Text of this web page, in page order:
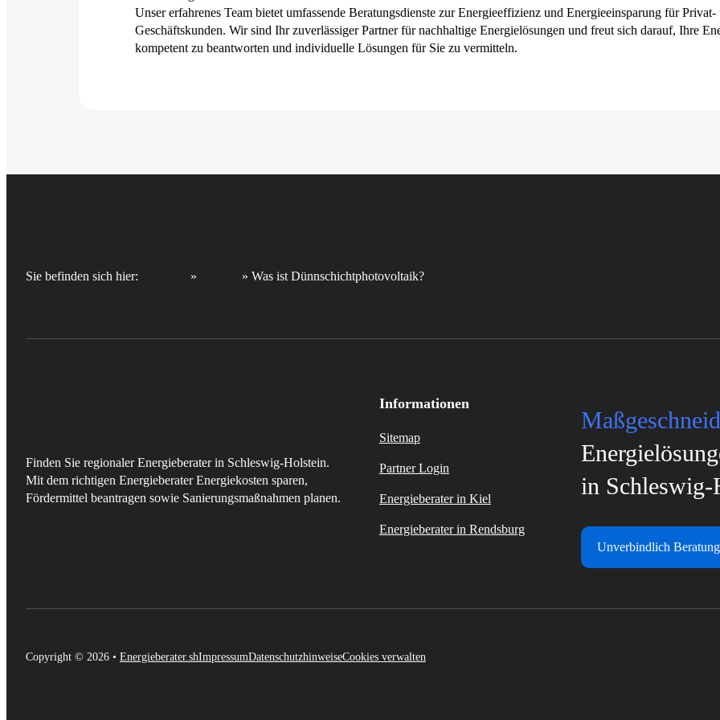
Unser erfahrenes Team bietet umfassende Beratungsdienste zur Energieeffizienz und Energieeinsparung für Privat-
Geschäftskunden. Wir sind Ihr zuverlässiger Partner für nachhaltige Energielösungen und freut sich darauf, Ihre
kompetent zu beantworten und individuelle Lösungen für Sie zu vermitteln.
Sie befinden sich hier: » » Was ist Dünnschichtphotovoltaik?
Finden Sie regionaler Energieberater in Schleswig-Holstein.
Mit dem richtigen Energieberater Energiekosten sparen,
Fördermittel beantragen sowie Sanierungsmaßnahmen planen.
Informationen
Sitemap
Partner Login
Energieberater in Kiel
Energieberater in Rendsburg
in Schleswig-
Unverbindlich
Copyright © 2026 • Energieberater.shImpressumDatenschutzhinweiseCookies verwalten